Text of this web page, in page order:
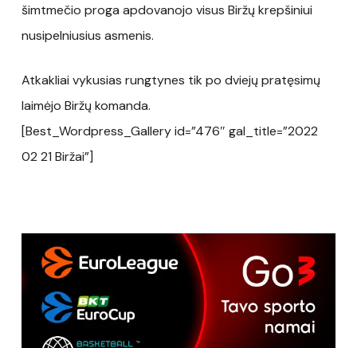
šimtmečio proga apdovanojo visus Biržų krepšiniui
nusipelniusius asmenis.
Atkakliai vykusias rungtynes tik po dviejų pratęsimų
laimėjo Biržų komanda.
[Best_Wordpress_Gallery id=”476″ gal_title=”2022
02 21 Biržai”]